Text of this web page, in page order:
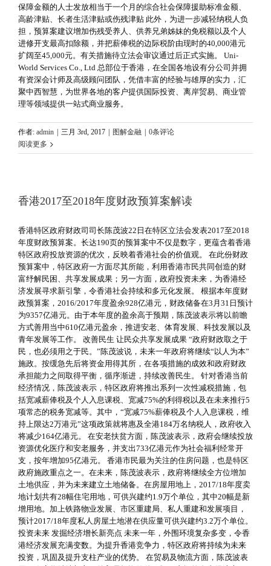
保障金额的人士发放相当于一个月的综合社会保障援助标准金额、
高龄津贴、长者生活津贴或伤残津贴 此外，为进一步减轻纳税人负
担，预算案建议增加伤残受养人、供养兄弟姊妹的免税额以及个人
进修开支最高扣除额，并把薪俸税的边际税阶由现时的40,000港元
扩阔至45,000元。有关措施待立法会审议通过后正式实施。 Uni-
World Services Co., Ltd 总部位于香港，在全国各地设有分公司并拥
有资深会计师及高级顾问团队，凭借丰富的经验与雄厚的实力，汇
聚中西智慧，为世界各地的客户提供国际投资、离岸贸易、商业管
理等领域提供一站式商业服务。
作者: admin 三月 3rd, 2017 图解金融
0条评论
阅读更多
香港2017至2018年度财政预算案解读
香港特区政府财政司司长陈茂波22日在特区立法会发表2017至2018
年度财政预算案。长达190页的预算案中不仅是数字，更蕴含着香港
特区政府投放资源的优次，反映着香港社会的价值观。 在此份财政
预算案中，特区政府一方面尽其所能，利用香港市民共同创造的财
富纾解民困、共享发展成果；另一方面，政府投资未来，为香港经
济发展寻求新引擎，令香港社会持续和多元化发展。 根据本年度财
政预算案，2016/2017年度盈余928亿港元，财政储备在3月31日预计
为9357亿港元。由于本年度的盈余高于预期，陈茂波表示将以前瞻
方式善用当中610亿港元盈余，推进安老、体育发展、科技发展以及
青年发展等工作。 改善民生 让民众共享发展成果 “政府财政取之于
民，也必须用之于民。”陈茂波说，未来一年政府将继续“以人为本”
施政。按缓急先后将资金用得其所，在各项措施的成效和政府财政
承担能力之间取得平衡，循序渐进，持续改善民生。 针对香港当前
经济情况，陈茂波表示，特区政府将推出系列一次性减税措施，包
括宽减薪俸税及个人入息课税、宽减75%的利得税以及在未来推行5
项常态的税务宽减等。其中，“宽减75%薪俸税及个人入息课税，维
持上限达2万港元”这项政策就将惠及全港184万名纳税人，政府收入
将减少164亿港元。 在安老扶贫方面，陈茂波表示，政府会继续投放
资源优化医疗和安老服务，并支出733亿港元作为社会福利经常开
支，按年增加95亿港元。 香港市民最为关注的住房问题，也是特区
政府施政重点之一。在未来，陈茂波表示，政府将继续全方位增加
土地供应，并为未来建立土地储备。在房屋用地上，2017/18年度卖
地计划共有28幅住宅用地，可供兴建约1.9万个单位，其中20幅是新
增用地。加上铁路物业发展、市区重建局、私人重建和发展项目，
预计2017/18年度私人房屋土地潜在供应量可供兴建约3.2万个单位。
投资未来 发掘经济增长新亮点 未来一年，外围环境复杂多变，令香
港经济发展充满变数。为提升香港竞争力，特区政府将持续为未来
投资，巩固及提升支柱产业的优势。 在贸易及物流方面，陈茂波表